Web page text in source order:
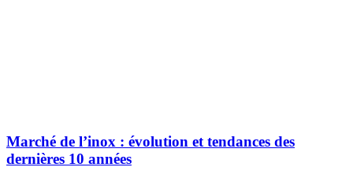
Marché de l’inox : évolution et tendances des
dernières 10 années